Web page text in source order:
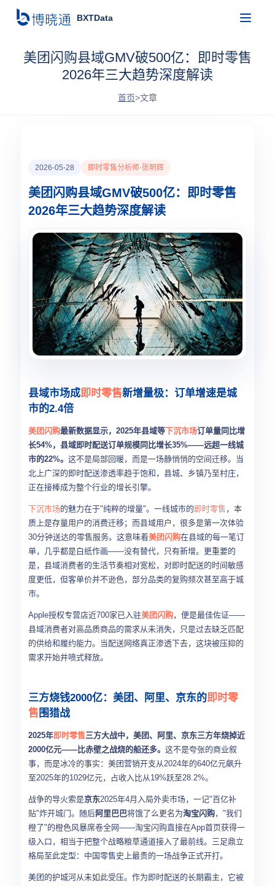
BXTData
美团闪购县域GMV破500亿：即时零售
2026年三大趋势深度解读
首页>文章
2026-05-28 即时零售分析师-张明辉
美团闪购县域GMV破500亿：即时零售
2026年三大趋势深度解读
县域市场成即时零售新增量极：订单增速是城
市的2.4倍
美团闪购最新数据显示，2025年县域等下沉市场订单量同比增
长54%，县域即时配送订单规模同比增长35%——远超一线城
市的22%。 这不是局部回暖，而是一场静悄悄的空间迁移。当
北上广深的即时配送渗透率趋于饱和，县城、乡镇乃至村庄，
正在接棒成为整个行业的增长引擎。
下沉市场的魅力在于"纯粹的增量"。一线城市的 即时零售 ，本
质上是存量用户的消费迁移；而县域用户，很多是第一次体验
30分钟送达的零售服务。这意味着美团闪购在县域的每一笔订
单，几乎都是白纸作画——没有替代，只有新增。更重要的
是，县域消费者的生活节奏相对宽松，对即时配送的时间敏感
度更低，但客单价并不逊色，部分品类的复购频次甚至高于城
市。
Apple授权专营店近700家已入驻美团闪购，便是最佳佐证——
县域消费者对高品质商品的需求从未消失，只是过去缺乏匹配
的供给和履约能力。当配送网络真正渗透下去，这块被压抑的
需求开始井喷式释放。
三方烧钱2000亿：美团、阿里、京东的即时零
售 围猎战
2025年即时零售三方大战中，美团、阿里、京东三方年烧掉近
2000亿元——比赤壁之战烧的船还多。 这不是夸张的商业叙
事，而是冰冷的事实：美团营销开支从2024年的640亿元飙升
至2025年的1029亿元，占收入比从19%跃至28.2%。
战争的导火索是京东2025年4月入局外卖市场，一记"百亿补
贴"炸开城门。随后阿里巴巴将饿了么更名为淘宝闪购，"我们
橙了"的橙色风暴席卷全网——淘宝闪购直接在App首页获得一
级入口，相当于把整个战略粮草通道接入了最前线。三足鼎立
格局至此定型：中国零售史上最贵的一场战争正式开打。
美团的护城河从未如此受压。作为即时配送的长期霸主，它被